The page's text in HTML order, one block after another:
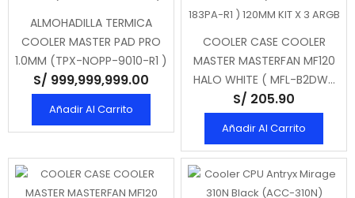
ALMOHADILLA TERMICA
COOLER MASTER PAD PRO
1.0MM (TPX-NOPP-9010-R1 )
S/ 999,999,999.00
Añadir Al Carrito
COOLER CASE COOLER
MASTER MASTERFAN MF120
HALO WHITE ( MFL-B2DW-
183PA-R1 ) 120MM KIT X 3
ARGB
S/ 205.90
Añadir Al Carrito